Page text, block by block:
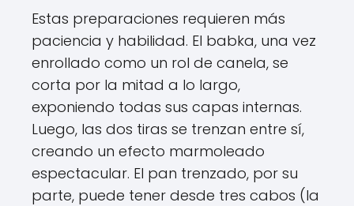
Estas preparaciones requieren más
paciencia y habilidad. El babka, una vez
enrollado como un rol de canela, se
corta por la mitad a lo largo,
exponiendo todas sus capas internas.
Luego, las dos tiras se trenzan entre sí,
creando un efecto marmoleado
espectacular. El pan trenzado, por su
parte, puede tener desde tres cabos (la